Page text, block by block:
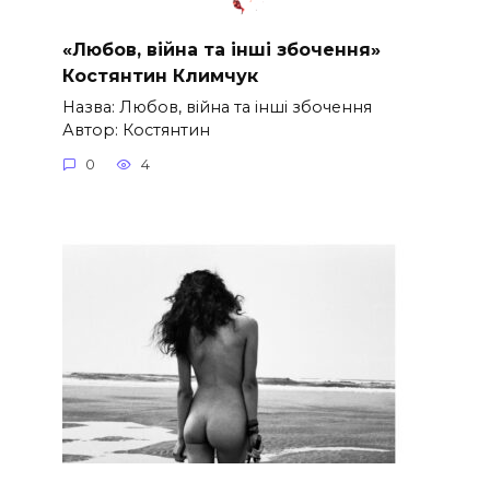
«Любов, війна та інші збочення»
Костянтин Климчук
Назва: Любов, війна та інші збочення
Автор: Костянтин
0 4